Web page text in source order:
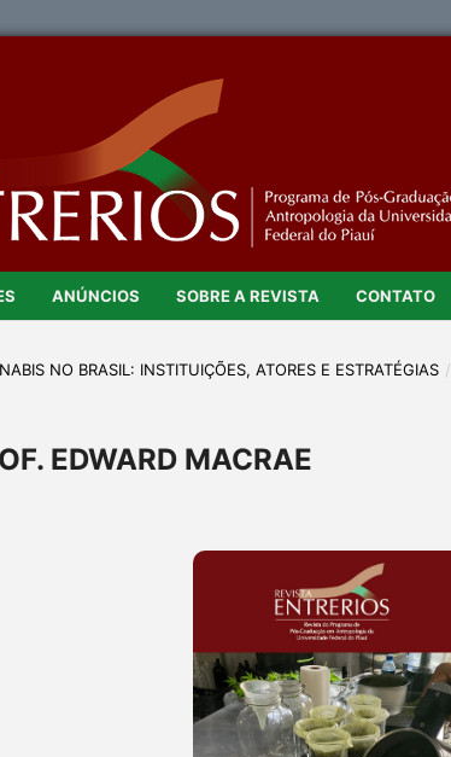
ANÚNCIOS SOBRE A REVISTA CONTATO
NO BRASIL: INSTITUIÇÕES, ATORES E ESTRATÉGIAS /
EDWARD MACRAE